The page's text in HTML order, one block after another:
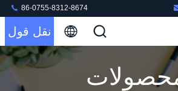
86-0755-8312-8674
نقل قول